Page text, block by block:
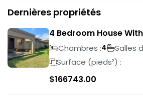
Dernières propriétés
4 Bedroom House
Area In Randhart
Chambres :4 Salles
Surface (pieds²) :
$166743.00